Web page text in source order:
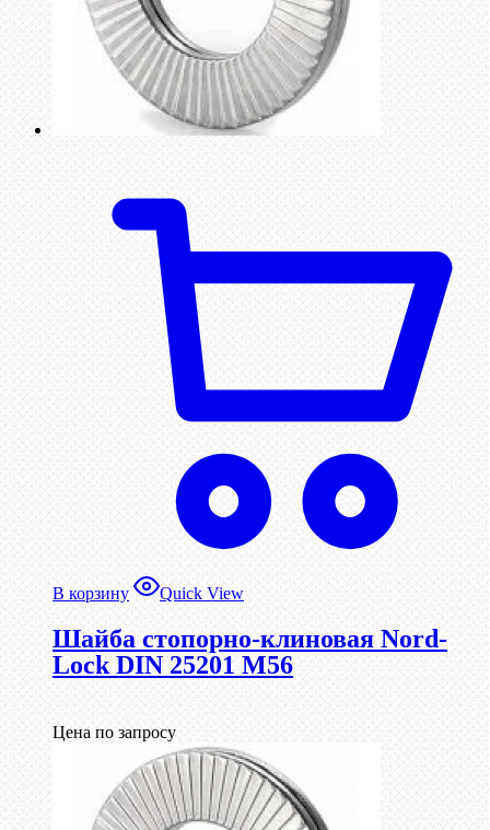
В корзину Quick View
Шайба стопорно-клиновая Nord-
Lock DIN 25201 М56
Цена по запросу